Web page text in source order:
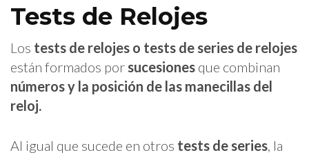
Tests de Relojes
Los tests de relojes o tests de series de relojes
están formados por sucesiones que combinan
números y la posición de las manecillas del
reloj.
Al igual que sucede en otros tests de series , la